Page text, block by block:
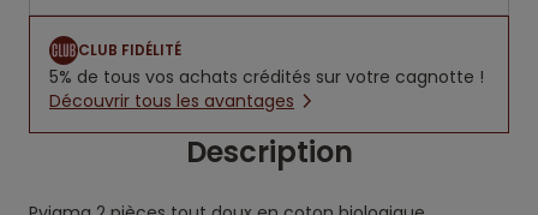
CLUB FIDÉLITÉ
5% de tous vos achats crédités sur votre cagnotte !
Découvrir tous les avantages
Description